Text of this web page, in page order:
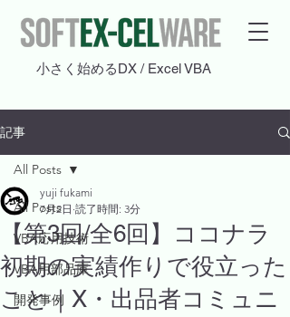
​小さく始めるDX / Excel VBA
記事
All Posts
VBA応用技術
VBA用部品庫
開発事例
All Posts
【第3回/全6回】ココナラ
初期の実績作りで役立った
こと｜X・出品者コミュニ
yuji fukami
7月2日 読了時間: 3分